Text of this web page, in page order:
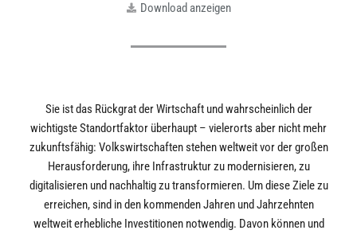
Download anzeigen
Sie ist das Rückgrat der Wirtschaft und wahrscheinlich der
wichtigste Standortfaktor überhaupt – vielerorts aber nicht mehr
zukunftsfähig: Volkswirtschaften stehen weltweit vor der großen
Herausforderung, ihre Infrastruktur zu modernisieren, zu
digitalisieren und nachhaltig zu transformieren. Um diese Ziele zu
erreichen, sind in den kommenden Jahren und Jahrzehnten
weltweit erhebliche Investitionen notwendig. Davon können und